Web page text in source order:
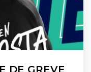
DE GREVE